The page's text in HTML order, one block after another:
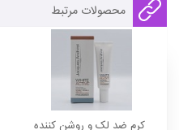
محصولات مرتبط
کرم ضد لک و روشن کننده